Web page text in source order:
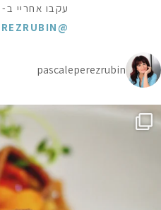
עקבו אחריי ב- INSTAGRAM
@PASCALEPEREZRUBIN
pascaleperezrubin